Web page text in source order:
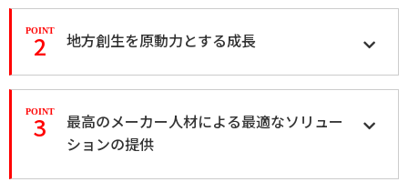
2 地方創生を原動力とする成長
3
最高のメーカー人材による最適なソリュー
ションの提供